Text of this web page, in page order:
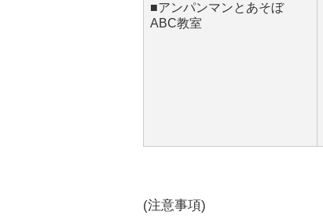
■アンパンマンとあそぼ
ABC教室
(注意事項)